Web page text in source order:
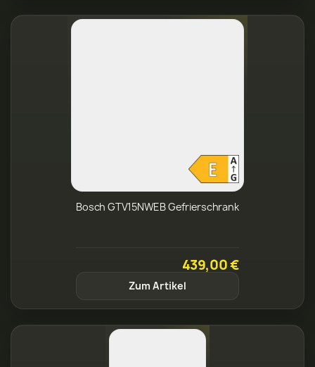
Bosch GTV15NWEB Gefrierschrank
439,00 €
Zum Artikel